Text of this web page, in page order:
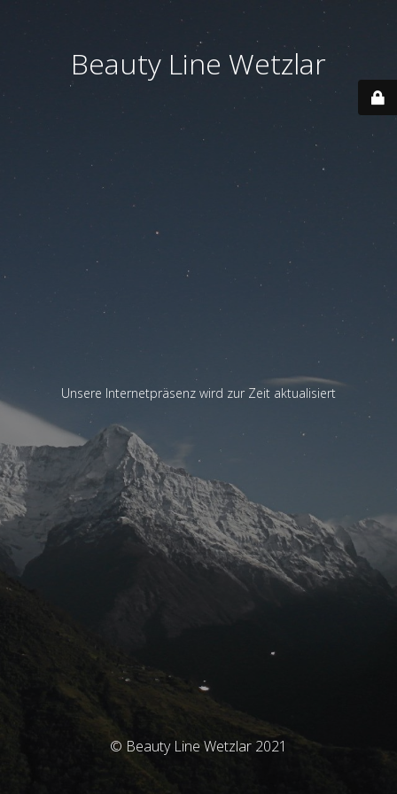
Beauty Line Wetzlar
Unsere Internetpräsenz wird zur Zeit aktualisiert
© Beauty Line Wetzlar 2021